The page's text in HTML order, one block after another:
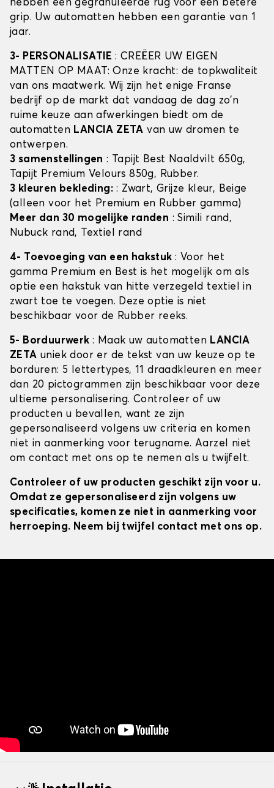
hebben een gegranuleerde rug voor een betere
grip. Uw automatten hebben een garantie van 1
jaar.
3- PERSONALISATIE: CREËER UW EIGEN
MATTEN OP MAAT: Onze kracht: de topkwaliteit
van ons maatwerk. Wij zijn het enige Franse
bedrijf op de markt dat vandaag de dag zo'n
ruime keuze aan afwerkingen biedt om de
automatten LANCIA ZETA van uw dromen te
ontwerpen.
3 samenstellingen : Tapijt Best Naaldvilt 650g,
Tapijt Premium Velours 850g, Rubber.
3 kleuren bekleding: : Zwart, Grijze kleur, Beige
(alleen voor het Premium en Rubber gamma)
Meer dan 30 mogelijke randen : Simili rand,
Nubuck rand, Textiel rand
4- Toevoeging van een hakstuk : Voor het
gamma Premium en Best is het mogelijk om als
optie een hakstuk van hitte verzegeld textiel in
zwart toe te voegen. Deze optie is niet
beschikbaar voor de Rubber reeks.
5- Borduurwerk : Maak uw automatten LANCIA
ZETA uniek door er de tekst van uw keuze op te
borduren: 5 lettertypes, 11 draadkleuren en meer
dan 20 pictogrammen zijn beschikbaar voor deze
ultieme personalisering. Controleer of uw
producten u bevallen, want ze zijn
gepersonaliseerd volgens uw criteria en komen
niet in aanmerking voor terugname. Aarzel niet
om contact met ons op te nemen als u twijfelt.
Controleer of uw producten geschikt zijn voor u.
Omdat ze gepersonaliseerd zijn volgens uw
specificaties, komen ze niet in aanmerking voor
herroeping. Neem bij twijfel contact met ons op.